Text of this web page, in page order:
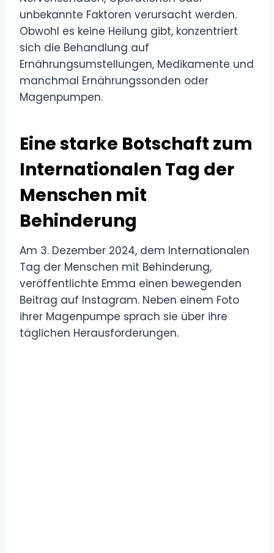
unbekannte Faktoren verursacht werden.
Obwohl es keine Heilung gibt, konzentriert
sich die Behandlung auf
Ernährungsumstellungen, Medikamente und
manchmal Ernährungssonden oder
Magenpumpen.
Eine starke Botschaft zum
Internationalen Tag der
Menschen mit
Behinderung
Am 3. Dezember 2024, dem Internationalen
Tag der Menschen mit Behinderung,
veröffentlichte Emma einen bewegenden
Beitrag auf Instagram. Neben einem Foto
ihrer Magenpumpe sprach sie über ihre
täglichen Herausforderungen.